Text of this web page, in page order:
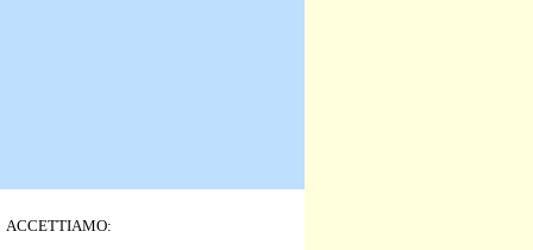
ACCETTIAMO: